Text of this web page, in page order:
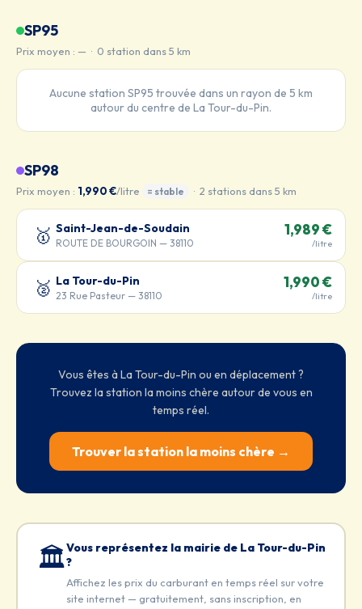
SP95
Prix moyen : — · 0 station dans 5 km
Aucune station SP95 trouvée dans un rayon de 5 km
autour du centre de La Tour-du-Pin.
SP98
Prix moyen : 1,990 €/litre = stable · 2 stations dans 5 km
🥇 Saint-Jean-de-Soudain
ROUTE DE BOURGOIN — 38110
1,989 €
/litre
🥈 La Tour-du-Pin
23 Rue Pasteur — 38110
1,990 €
/litre
Vous êtes à La Tour-du-Pin ou en déplacement ?
Trouvez la station la moins chère autour de vous en
temps réel.
Trouver la station la moins chère →
🏛️Vous représentez la mairie de La Tour-du-Pin
?
Affichez les prix du carburant en temps réel sur votre
site internet — gratuitement, sans inscription, en